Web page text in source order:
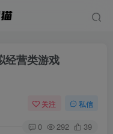
经营类游戏
关注 私信
0 292 39